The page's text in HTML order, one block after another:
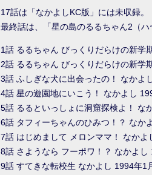
17話は「なかよしKC版」には未収録。
最終話は、「星の島のるるちゃん2（
1話 るるちゃん びっくりだらけの新学
2話 るるちゃん びっくりだらけの新学
3話 ふしぎな犬に出会ったの！ なかよ
4話 星の遊園地にいこう！ なかよし
5話 るるといっしょに洞窟探検よ！ な
6話 タフィーちゃんのひみつ！？ なか
7話 はじめまして メロンママ！ なかよ
8話 さようなら フーポワ！？ なかよし
9話 すてきな転校生 なかよし 1994年1